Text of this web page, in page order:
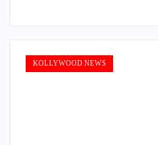
KOLLYWOOD NEWS